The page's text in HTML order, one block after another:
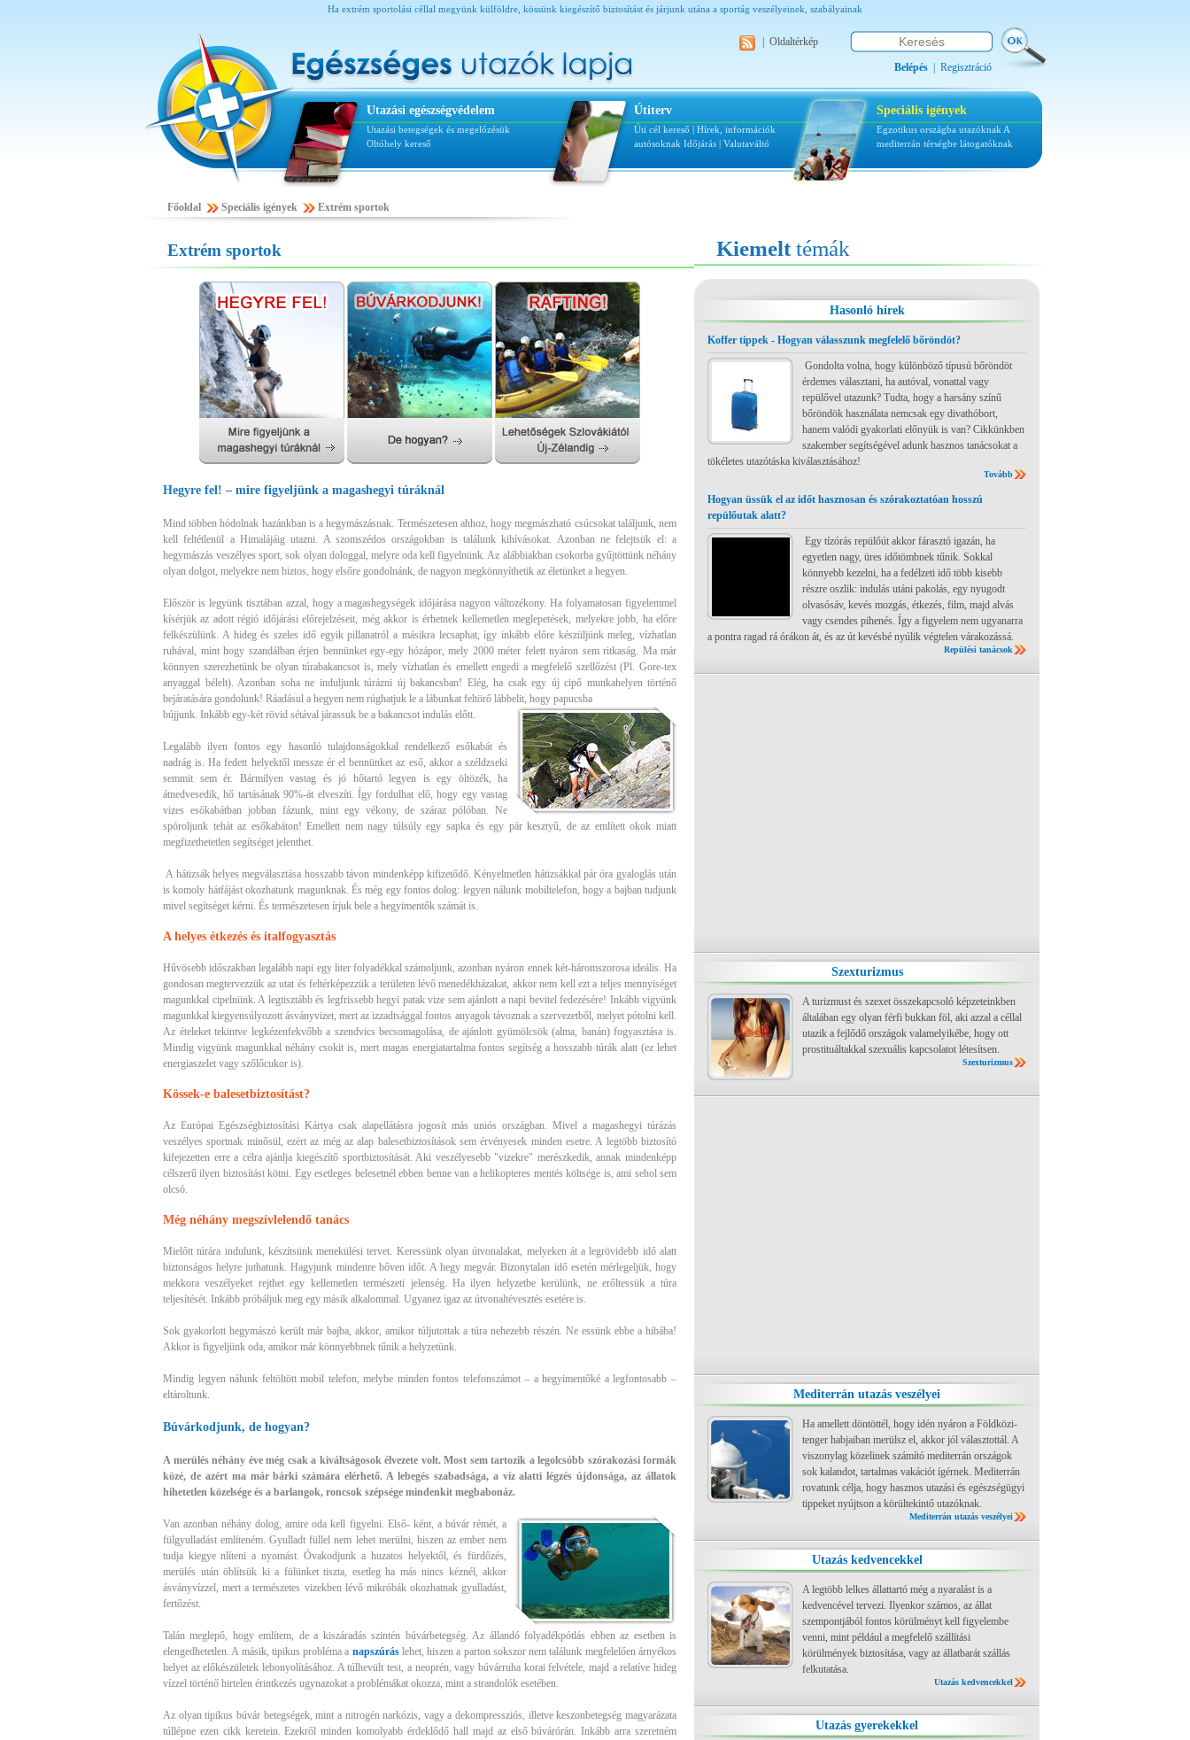
Ha extrém sportolási céllal megyünk külföldre, kössünk kiegészítő biztosítást és járjunk utána a sportág veszélyeinek, szabályainak
Oldaltérkép
Belépés Regisztráció
Utazási egészségvédelem
Utazási betegségek és megelőzésük
Oltóhely kereső
Útiterv
Úti cél kereső | Hírek, információk
autósoknak Időjárás | Valutaváltó
Speciális igények
Egzotikus országba utazóknak A
mediterrán térségbe látogatóknak
Főoldal Speciális igények Extrém sportok
Extrém sportok
Hegyre fel! – mire figyeljünk a magashegyi túráknál
Mind többen hódolnak hazánkban is a hegymászásnak. Természetesen ahhoz, hogy megmászható csúcsokat találjunk, nem
kell feltétlenül a Himalájáig utazni. A szomszédos országokban is találunk kihívásokat. Azonban ne felejtsük el: a
hegymászás veszélyes sport, sok olyan dologgal, melyre oda kell figyelnünk. Az alábbiakban csokorba gyűjtöttünk néhány
olyan dolgot, melyekre nem biztos, hogy elsőre gondolnánk, de nagyon megkönnyíthetik az életünket a hegyen.
Először is legyünk tisztában azzal, hogy a magashegységek időjárása nagyon változékony. Ha folyamatosan figyelemmel
kísérjük az adott régió időjárási előrejelzéseit, még akkor is érhetnek kellemetlen meglepetések, melyekre jobb, ha előre
felkészülünk. A hideg és szeles idő egyik pillanatról a másikra lecsaphat, így inkább előre készüljünk meleg, vízhatlan
ruhával, mint hogy szandálban érjen bennünket egy-egy hózápor, mely 2000 méter felett nyáron sem ritkaság. Ma már
könnyen szerezhetünk be olyan túrabakancsot is, mely vízhatlan és emellett engedi a megfelelő szellőzést (Pl. Gore-tex
anyaggal bélelt). Azonban soha ne induljunk túrázni új bakancsban! Elég, ha csak egy új cipő munkahelyen történő
bejáratására gondolunk! Ráadásul a hegyen nem rúghatjuk le a lábunkat feltörő lábbelit, hogy papucsba
bújjunk. Inkább egy-két rövid sétával járassuk be a bakancsot indulás előtt.
Legalább ilyen fontos egy hasonló tulajdonságokkal rendelkező esőkabát és
nadrág is. Ha fedett helyektől messze ér el bennünket az eső, akkor a széldzseki
semmit sem ér. Bármilyen vastag és jó hőtartó legyen is egy öltözék, ha
átnedvesedik, hő tartásának 90%-át elveszíti. Így fordulhat elő, hogy egy vastag
vizes esőkabátban jobban fázunk, mint egy vékony, de száraz pólóban. Ne
spóroljunk tehát az esőkabáton! Emellett nem nagy túlsúly egy sapka és egy pár kesztyű, de az említett okok miatt
megfizethetetlen segítséget jelenthet.
A hátizsák helyes megválasztása hosszabb távon mindenképp kifizetődő. Kényelmetlen hátizsákkal pár óra gyaloglás után
is komoly hátfájást okozhatunk magunknak. És még egy fontos dolog: legyen nálunk mobiltelefon, hogy a bajban tudjunk
mivel segítséget kérni. És természetesen írjuk bele a hegyimentők számát is.
A helyes étkezés és italfogyasztás
Hűvösebb időszakban legalább napi egy liter folyadékkal számoljunk, azonban nyáron ennek két-háromszorosa ideális. Ha
gondosan megtervezzük az utat és feltérképezzük a területen lévő menedékházakat, akkor nem kell ezt a teljes mennyiséget
magunkkal cipelnünk. A legtisztább és legfrissebb hegyi patak vize sem ajánlott a napi bevitel fedezésére! Inkább vigyünk
magunkkal kiegyensúlyozott ásványvizet, mert az izzadtsággal fontos anyagok távoznak a szervezetből, melyet pótolni kell.
Az ételeket tekintve legkézenfekvőbb a szendvics becsomagolása, de ajánlott gyümölcsök (alma, banán) fogyasztása is.
Mindig vigyünk magunkkal néhány csokit is, mert magas energiatartalma fontos segítség a hosszabb túrák alatt (ez lehet
energiaszelet vagy szőlőcukor is).
Kössek-e balesetbiztosítást?
Az Európai Egészségbiztosítási Kártya csak alapellátásra jogosít más uniós országban. Mivel a magashegyi túrázás
veszélyes sportnak minősül, ezért az még az alap balesetbiztosítások sem érvényesek minden esetre. A legtöbb biztosító
kifejezetten erre a célra ajánlja kiegészítő sportbiztosítását. Aki veszélyesebb "vizekre" merészkedik, annak mindenképp
célszerű ilyen biztosítást kötni. Egy esetleges belesetnél ebben benne van a helikopteres mentés költsége is, ami sehol sem
olcsó.
Még néhány megszívlelendő tanács
Mielőtt túrára indulunk, készítsünk menekülési tervet. Keressünk olyan útvonalakat, melyeken át a legrövidebb idő alatt
biztonságos helyre juthatunk. Hagyjunk mindenre bőven időt. A hegy megvár. Bizonytalan idő esetén mérlegeljük, hogy
mekkora veszélyeket rejthet egy kellemetlen természeti jelenség. Ha ilyen helyzetbe kerülünk, ne erőltessük a túra
teljesítését. Inkább próbáljuk meg egy másik alkalommal. Ugyanez igaz az útvonaltévesztés esetére is.
Sok gyakorlott hegymászó került már bajba, akkor, amikor túljutottak a túra nehezebb részén. Ne essünk ebbe a hibába!
Akkor is figyeljünk oda, amikor már könnyebbnek tűnik a helyzetünk.
Mindig legyen nálunk feltöltött mobil telefon, melybe minden fontos telefonszámot – a hegyimentőké a legfontosabb –
eltároltunk.
Búvárkodjunk, de hogyan?
A merülés néhány éve még csak a kiváltságosok élvezete volt. Most sem tartozik a legolcsóbb szórakozási formák
közé, de azért ma már bárki számára elérhető. A lebegés szabadsága, a víz alatti légzés újdonsága, az állatok
hihetetlen közelsége és a barlangok, roncsok szépsége mindenkit megbabonáz.
Van azonban néhány dolog, amire oda kell figyelni. Első- ként, a búvár rémét, a
fülgyulladást említeném. Gyulladt füllel nem lehet merülni, hiszen az ember nem
tudja kiegye nlíteni a nyomást. Óvakodjunk a huzatos helyektől, és fürdőzés,
merülés után öblítsük ki a fülünket tiszta, esetleg ha más nincs kéznél, akkor
ásványvízzel, mert a természetes vizekben lévő mikróbák okozhatnak gyulladást,
fertőzést.
Talán meglepő, hogy említem, de a kiszáradás szintén búvárbetegség. Az állandó folyadékpótlás ebben az esetben is
elengedhetetlen. A másik, tipikus probléma a napszúráslehet, hiszen a parton sokszor nem találunk megfelelően árnyékos
helyet az előkészületek lebonyolításához. A túlhevült test, a neoprén, vagy búvárruha korai felvétele, majd a relatíve hideg
vízzel történő hirtelen érintkezés ugynazokat a problémákat okozza, mint a strandolók esetében.
Az olyan tipikus búvár betegségek, mint a nitrogén narkózis, vagy a dekompressziós, illetve keszonbetegség magyarázata
túllépne ezen cikk keretein. Ezekről minden komolyabb érdeklődő hall majd az első búvárórán. Inkább arra szeretném
Kiemelttémák
Hasonló hírek
Koffer tippek - Hogyan válasszunk megfelelő bőröndöt?
Gondolta volna, hogy különböző típusú bőröndöt
érdemes választani, ha autóval, vonattal vagy
repülővel utazunk? Tudta, hogy a harsány színű
bőröndök használata nemcsak egy divathóbort,
hanem valódi gyakorlati előnyük is van? Cikkünkben
szakember segítségével adunk hasznos tanácsokat a
tökéletes utazótáska kiválasztásához!
Tovább
Hogyan üssük el az időt hasznosan és szórakoztatóan hosszú
repülőutak alatt?
Egy tízórás repülőút akkor fárasztó igazán, ha
egyetlen nagy, üres időtömbnek tűnik. Sokkal
könnyebb kezelni, ha a fedélzeti idő több kisebb
részre oszlik: indulás utáni pakolás, egy nyugodt
olvasósáv, kevés mozgás, étkezés, film, majd alvás
vagy csendes pihenés. Így a figyelem nem ugyanarra
a pontra ragad rá órákon át, és az út kevésbé nyúlik végtelen várakozássá.
Repülési tanácsok
Szexturizmus
A turizmust és szexet összekapcsoló képzeteinkben
általában egy olyan férfi bukkan föl, aki azzal a céllal
utazik a fejlődő országok valamelyikébe, hogy ott
prostituáltakkal szexuális kapcsolatot létesítsen.
Szexturizmus
Mediterrán utazás veszélyei
Ha amellett döntöttél, hogy idén nyáron a Földközi-
tenger habjaiban merülsz el, akkor jól választottál. A
viszonylag közelinek számító mediterrán országok
sok kalandot, tartalmas vakációt ígérnek. Mediterrán
rovatunk célja, hogy hasznos utazási és egészségügyi
tippeket nyújtson a körültekintő utazóknak.
Mediterrán utazás veszélyei
Utazás kedvencekkel
A legtöbb lelkes állattartó még a nyaralást is a
kedvencével tervezi. Ilyenkor számos, az állat
szempontjából fontos körülményt kell figyelembe
venni, mint például a megfelelő szállítási
körülmények biztosítása, vagy az állatbarát szállás
felkutatása.
Utazás kedvencekkel
Utazás gyerekekkel